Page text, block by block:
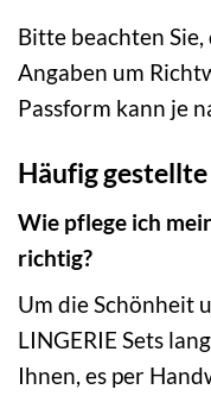
Bitte beachten Sie,
Angaben um
Passform kann je
Häufig gestellte
Wie pflege ich
richtig?
Um die Schönheit
LINGERIE Sets
Ihnen, es per